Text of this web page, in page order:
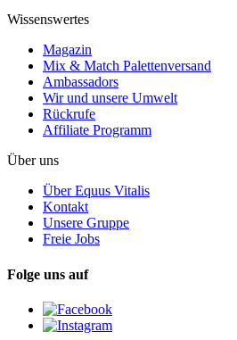
Wissenswertes
Magazin
Mix & Match Palettenversand
Ambassadors
Wir und unsere Umwelt
Rückrufe
Affiliate Programm
Über uns
Über Equus Vitalis
Kontakt
Unsere Gruppe
Freie Jobs
Folge uns auf